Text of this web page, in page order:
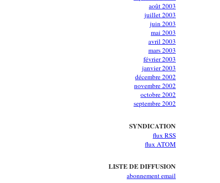
août 2003
juillet 2003
juin 2003
mai 2003
avril 2003
mars 2003
février 2003
janvier 2003
décembre 2002
novembre 2002
octobre 2002
septembre 2002
SYNDICATION
flux RSS
flux ATOM
LISTE DE DIFFUSION
abonnement email